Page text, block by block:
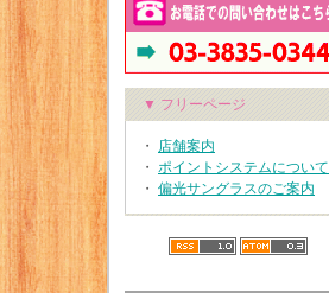
▼ フリーページ
・ 店舗案内
・ ポイントシステムについて
・ 偏光サングラスのご案内